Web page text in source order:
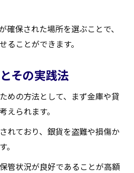
確保された場所を選ぶことで、
ることができます。
その実践法
めの方法として、まず金庫や貸
えられます。
れており、銀貨を盗難や損傷か
管状況が良好であることが高額